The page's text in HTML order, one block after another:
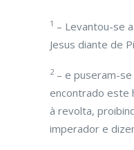
1 – Levantou-se
Jesus diante de
2– e puseram-se
encontrado este
à revolta,
imperador e